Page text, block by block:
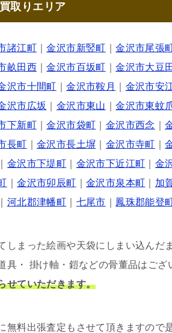
取りエリア
諸江町 ｜金沢市新竪町 ｜金沢市尾張
畝田西 ｜金沢市百坂町 ｜金沢市大豆
沢市十間町 ｜金沢市鞍月 金沢市安
沢市広坂 金沢市東山 ｜金沢市東蚊
下新町 ｜金沢市袋町 金沢市西念 ｜
長町 ｜金沢市長土塀 金沢市寺町 ｜
金沢市下堤町 金沢市下近江町 金
｜金沢市卯辰町 ｜金沢市泉本町 加
河北郡津幡町 七尾市 鳳珠郡能登
しまった絵画や天袋にしまい込んだ
具・ 掛け軸・鎧などの骨董品はござ
せていただきます。
無料出張査定もさせて頂きますので